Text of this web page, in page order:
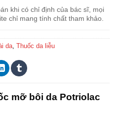
khi có chỉ định của bác sĩ, mọi
chỉ mang tính chất tham khảo.
da Thuốc da liễu
mỡ bôi da Potriolac